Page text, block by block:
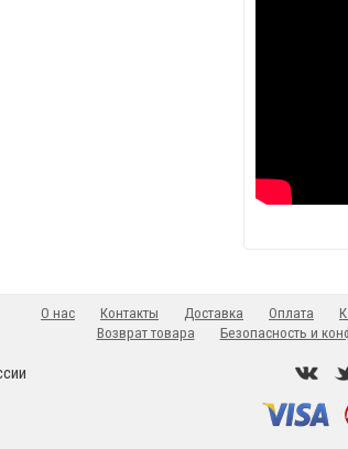
О нас Контакты Доставка Оплата
Возврат товара
Безопасность и